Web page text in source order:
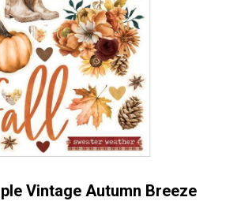
Vintage Autumn Breeze